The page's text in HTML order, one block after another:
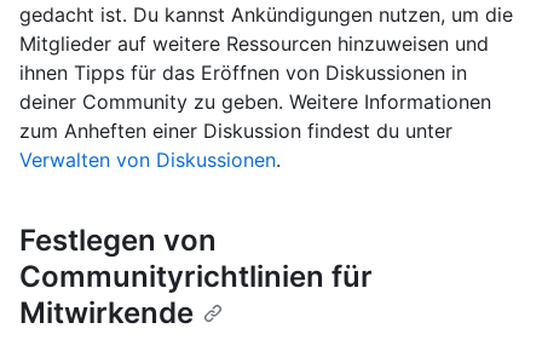
gedacht ist. Du kannst Ankündigungen nutzen, um die
Mitglieder auf weitere Ressourcen hinzuweisen und
ihnen Tipps für das Eröffnen von Diskussionen in
deiner Community zu geben. Weitere Informationen
zum Anheften einer Diskussion findest du unter
Verwalten von Diskussionen.
Festlegen von
Communityrichtlinien für
Mitwirkende